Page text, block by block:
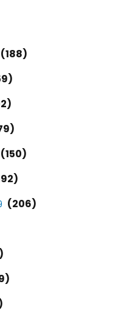
(188)
(150)
(206)